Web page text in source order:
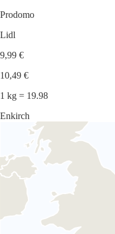
Prodomo
Lidl
9,99 €
10,49 €
1 kg = 19.98
Enkirch